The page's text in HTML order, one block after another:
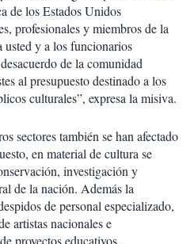
de los Estados Unidos
profesionales y miembros de la
y a los funcionarios
de la comunidad
al presupuesto destinado a los
culturales”, expresa la misiva.
sectores también se han afectado
en material de cultura se
investigación y
de la nación. Además la
de personal especializado,
artistas nacionales e